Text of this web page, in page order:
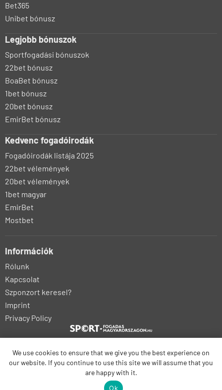
Bet365
Unibet bónusz
Legjobb bónuszok
Sportfogadási bónuszok
22bet bónusz
BoaBet bónusz
1bet bónusz
20bet bónusz
EmirBet bónusz
Kedvenc fogadóirodák
Fogadóirodák listája 2025
22bet vélemények
20bet vélemények
1bet magyar
EmirBet
Mostbet
Információk
Rólunk
Kapcsolat
Szponzort keresel?
Imprint
Privacy Policy
bonus-betting.dk
bonus-parissportifs-gratuits.com
kalyteri-stoiximatiki.gr
sportfogadas-magyarorszagon1.hu
We use cookies to ensure that we give you the best experience on
our website. If you continue to use this site we will assume that you
are happy with it.
Ok